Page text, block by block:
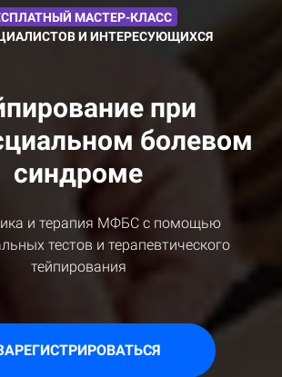
МАСТЕР-КЛАСС
И ИНТЕРЕСУЮЩИХСЯ
при
болевом
синдроме
и терапия МФБС с помощью
тестов и терапевтического
тейпирования